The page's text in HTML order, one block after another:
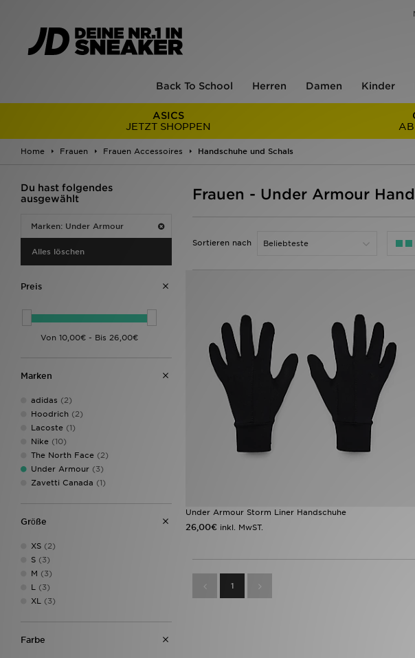
Back To School Herren Damen Kinder
ASICS
JETZT SHOPPEN
Home Frauen Frauen Accessoires Handschuhe und Schals
Du hast folgendes
ausgewählt
Marken: Under Armour
Alles löschen
Preis
Marken
adidas (2)
Hoodrich (2)
Lacoste (1)
Nike (10)
The North Face (2)
Under Armour (3)
Zavetti Canada (1)
Grӧße
XS (2)
S (3)
M (3)
L
(3)
XL
(3)
Farbe
Frauen - Under Armour
Sortieren nach
Under Armour Storm Liner Handschuhe
26,00€ inkl. MwST.
1